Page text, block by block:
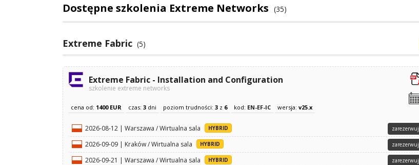
Dostępne szkolenia Extreme Networks (35)
Extreme Fabric (5)
Extreme Fabric - Installation and Configuration
szkolenie extreme networks
cena od: 1400 EUR czas: 3 dni poziom trudności: 3 z 6 kod: EN-EF-IC wersja: v25.x
2026-08-12 | Warszawa / Wirtualna sala HYBRID zarezerwuj
2026-09-09 | Kraków / Wirtualna sala HYBRID zarezerwuj
2026-09-21 | Warszawa / Wirtualna sala HYBRID zarezerwuj